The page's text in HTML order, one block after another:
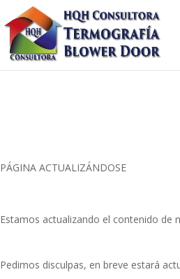
PÁGINA ACTUALIZÁNDOSE
Estamos actualizando el contenido de
Pedimos disculpas, en breve estará